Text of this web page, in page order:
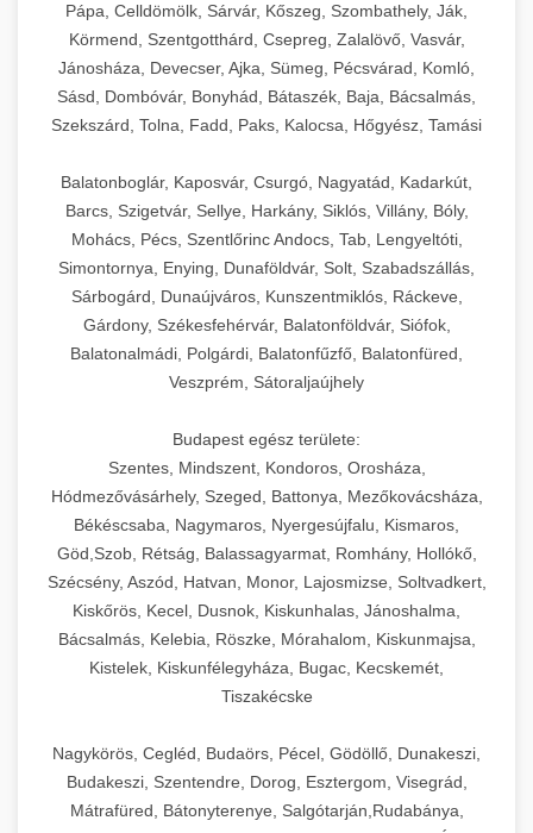
Pápa, Celldömölk, Sárvár, Kőszeg, Szombathely, Ják,
Körmend, Szentgotthárd, Csepreg, Zalalövő, Vasvár,
Jánosháza, Devecser, Ajka, Sümeg, Pécsvárad, Komló,
Sásd, Dombóvár, Bonyhád, Bátaszék, Baja, Bácsalmás,
Szekszárd, Tolna, Fadd, Paks, Kalocsa, Hőgyész, Tamási
Balatonboglár, Kaposvár, Csurgó, Nagyatád, Kadarkút,
Barcs, Szigetvár, Sellye, Harkány, Siklós, Villány, Bóly,
Mohács, Pécs, Szentlőrinc Andocs, Tab, Lengyeltóti,
Simontornya, Enying, Dunaföldvár, Solt, Szabadszállás,
Sárbogárd, Dunaújváros, Kunszentmiklós, Ráckeve,
Gárdony, Székesfehérvár, Balatonföldvár, Siófok,
Balatonalmádi, Polgárdi, Balatonfűzfő, Balatonfüred,
Veszprém, Sátoraljaújhely
Budapest egész területe:
Szentes, Mindszent, Kondoros, Orosháza,
Hódmezővásárhely, Szeged, Battonya, Mezőkovácsháza,
Békéscsaba, Nagymaros, Nyergesújfalu, Kismaros,
Göd,Szob, Rétság, Balassagyarmat, Romhány, Hollókő,
Szécsény, Aszód, Hatvan, Monor, Lajosmizse, Soltvadkert,
Kiskőrös, Kecel, Dusnok, Kiskunhalas, Jánoshalma,
Bácsalmás, Kelebia, Röszke, Mórahalom, Kiskunmajsa,
Kistelek, Kiskunfélegyháza, Bugac, Kecskemét,
Tiszakécske
Nagykörös, Cegléd, Budaörs, Pécel, Gödöllő, Dunakeszi,
Budakeszi, Szentendre, Dorog, Esztergom, Visegrád,
Mátrafüred, Bátonyterenye, Salgótarján,Rudabánya,